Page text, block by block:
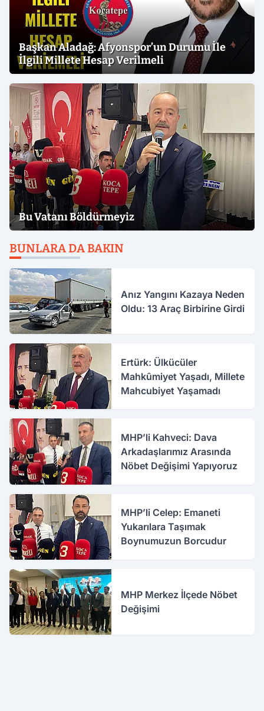
Başkan Aladağ: Afyonspor’un Durumu İle
İlgili Millete Hesap Verilmeli
Bu Vatanı Böldürmeyiz
BUNLARA DA BAKIN
Anız Yangını Kazaya Neden
Oldu: 13 Araç Birbirine Girdi
Ertürk: Ülkücüler
Mahkûmiyet Yaşadı, Millete
Mahcubiyet Yaşamadı
MHP’li Kahveci: Dava
Arkadaşlarımız Arasında
Nöbet Değişimi Yapıyoruz
MHP’li Celep: Emaneti
Yukarılara Taşımak
Boynumuzun Borcudur
MHP Merkez İlçede Nöbet
Değişimi